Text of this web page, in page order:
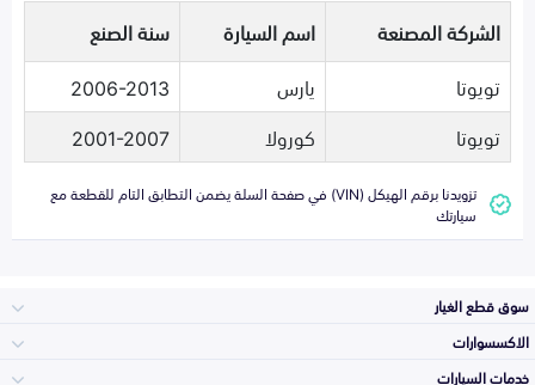
الشركة المصنعة اسم السيارة
سنة الصنع
تويوتا
يارس
2006-2013
تويوتا
كورولا 2001-2007
تزويدنا برقم الهيكل (VIN) في صفحة السلة يضمن التطابق التام للقطعة مع
سيارتك
سوق قطع الغيار
الاكسسوارات
خدمات السيارات